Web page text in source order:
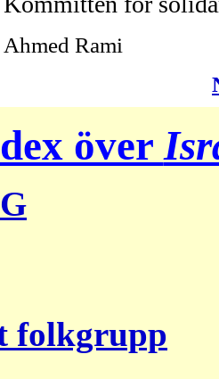
Ahmed Rami
över
folkgrupp